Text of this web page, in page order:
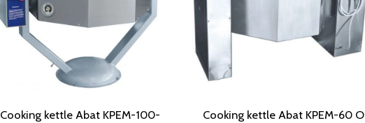
Cooking kettle Abat KPEM-100-
Cooking kettle Abat KPEM-60 O